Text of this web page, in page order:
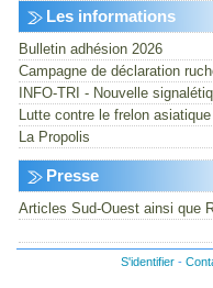
Les informations
Bulletin adhésion 2026
Campagne de déclaration
INFO-TRI - Nouvelle
Lutte contre le frelon asiatique
La Propolis
Presse
Articles Sud-Ouest ainsi que
S'identifier -